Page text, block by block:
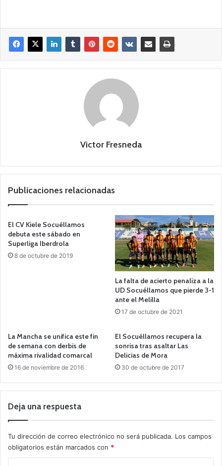
Victor Fresneda
Publicaciones relacionadas
El CV Kiele Socuéllamos
debuta este sábado en
Superliga Iberdrola
8 de octubre de 2019
La falta de acierto penaliza a la
UD Socuéllamos que pierde 3-1
ante el Melilla
17 de octubre de 2021
La Mancha se unifica este fin
de semana con derbis de
máxima rivalidad comarcal
16 de noviembre de 2016
El Socuéllamos recupera la
sonrisa tras asaltar Las
Delicias de Mora
30 de octubre de 2017
Deja una respuesta
Tu dirección de correo electrónico no será publicada. Los campos
obligatorios están marcados con *